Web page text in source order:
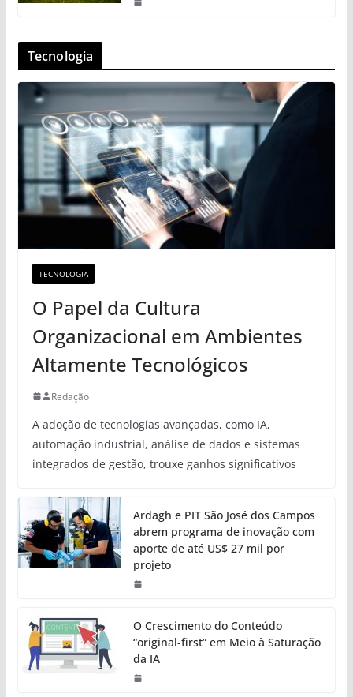
Tecnologia
TECNOLOGIA
O Papel da Cultura
Organizacional em Ambientes
Altamente Tecnológicos
Redação
A adoção de tecnologias avançadas, como IA,
automação industrial, análise de dados e sistemas
integrados de gestão, trouxe ganhos significativos
Ardagh e PIT São José dos Campos
abrem programa de inovação com
aporte de até US$ 27 mil por
projeto
O Crescimento do Conteúdo
“original-first” em Meio à Saturação
da IA